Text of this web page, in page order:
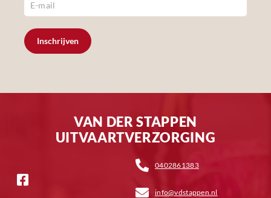
Inschrijven
VAN DER STAPPEN
UITVAARTVERZORGING
0402861383
info@vdstappen.nl